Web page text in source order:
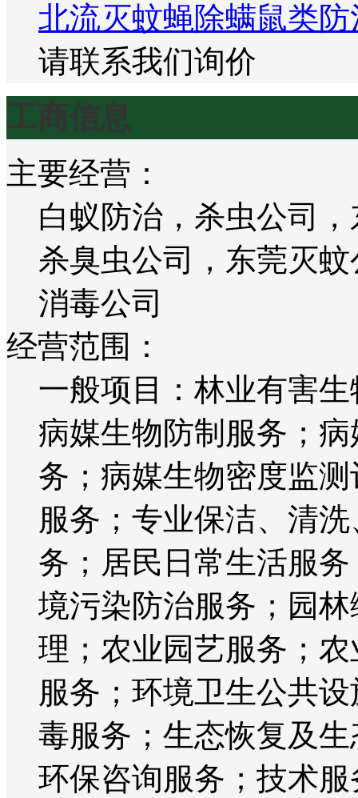
北流灭蚊蝇除螨鼠类
请联系我们询价
工商信息
主要经营：
白蚁防治，杀虫公司
杀臭虫公司，东莞灭
消毒公司
经营范围：
一般项目：林业有害
病媒生物防制服务；
务；病媒生物密度监
服务；专业保洁、清
务；居民日常生活服
境污染防治服务；园
理；农业园艺服务；
服务；环境卫生公共
毒服务；生态恢复及
环保咨询服务；技术